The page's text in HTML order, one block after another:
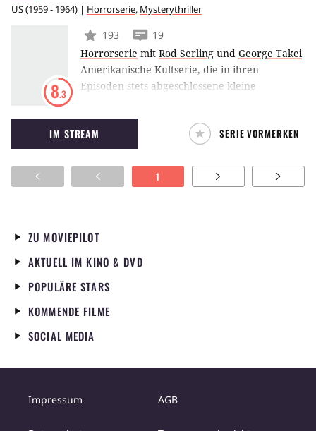
US(1959 - 1964) | Horrorserie, Mysterythriller
8.3
193
19
Horrorserie mit Rod Serling und George Takei
Amerikanische Kultserie, die in ihren
Episoden stets abgeschlossene kleine
Spektrum des Phantastischen abdecken, von
SciFi über Horror bis Fantasy. Ein
übernatürlicher Effekt ist aber immer mit
dabei. Der Ton ist nicht selten düster und
unheimlich, manchmal jedoch auch sehr
IM STREAM SERIE VORMERKEN
1
ZU MOVIEPILOT
AKTUELL IM KINO & DVD
POPULÄRE STARS
KOMMENDE FILME
SOCIAL MEDIA
Impressum AGB